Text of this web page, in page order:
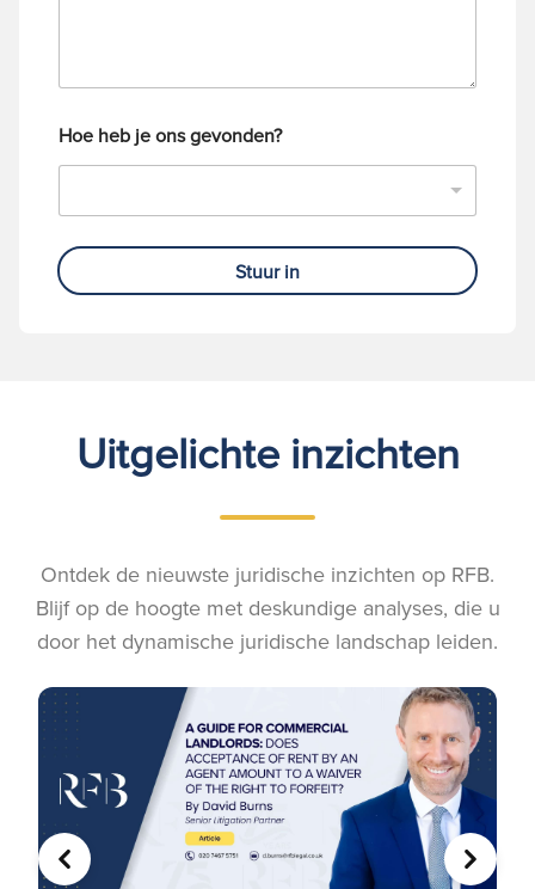
Hoe heb je ons gevonden?
Stuur in
Uitgelichte inzichten
Ontdek de nieuwste juridische inzichten op RFB.
Blijf op de hoogte met deskundige analyses, die u
door het dynamische juridische landschap leiden.
VORIGE